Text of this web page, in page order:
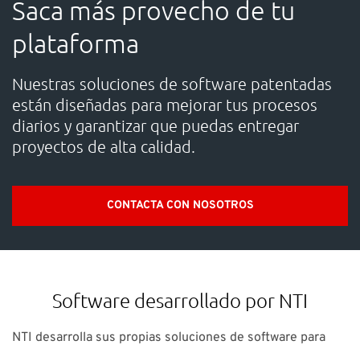
SOPORTE
¿Necesitas ayuda?
Contacto: 91 440 06 40 E-mail:info-es@nti-group.com
France Ireland Ísland Italia Nederland
Norge
Suomi
Sverige UK
Saca más provecho de tu
plataforma
Nuestras soluciones de software patentadas
están diseñadas para mejorar tus procesos
diarios y garantizar que puedas entregar
proyectos de alta calidad.
CONTACTA CON NOSOTROS
Software desarrollado por NTI
NTI desarrolla sus propias soluciones de software para